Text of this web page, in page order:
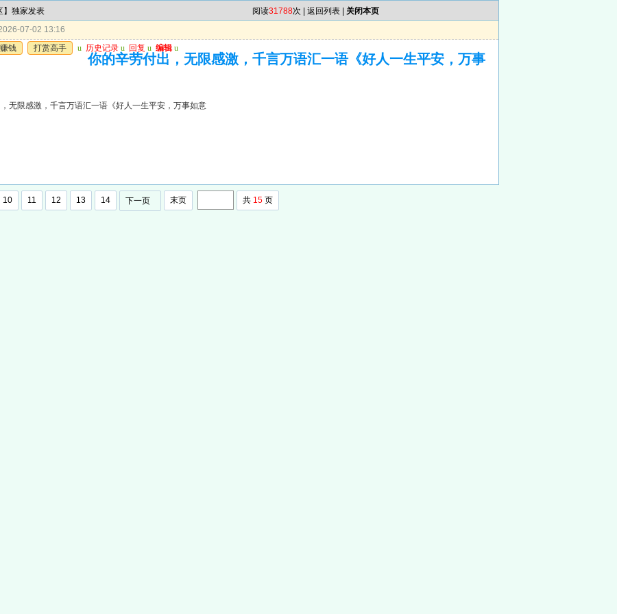
】独家发表 阅读31788次 | 返回列表 关闭本页
07-02 13:16
钱
打赏高手 u 历史记录 u 回复 u 编辑 u
你的辛劳付出，无限感激，千言万语汇一语《好人一生平安，万事
无限感激，千言万语汇一语《好人一生平安，万事如意
10 11 12 13 14 下一页 末页 共 15 页